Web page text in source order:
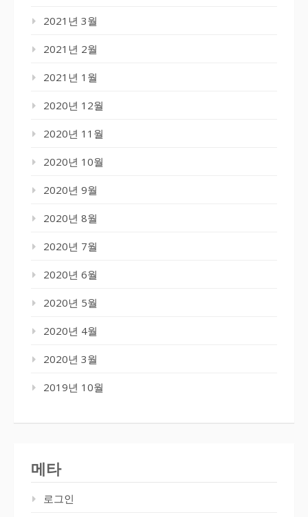
2021년 3월
2021년 2월
2021년 1월
2020년 12월
2020년 11월
2020년 10월
2020년 9월
2020년 8월
2020년 7월
2020년 6월
2020년 5월
2020년 4월
2020년 3월
2019년 10월
메타
로그인